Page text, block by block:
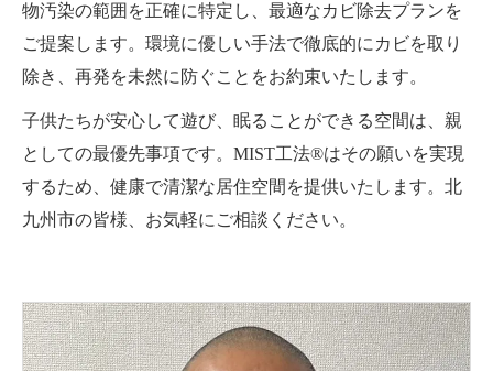
物汚染の範囲を正確に特定し、最適なカビ除去プランを
ご提案します。環境に優しい手法で徹底的にカビを取り
除き、再発を未然に防ぐことをお約束いたします。
子供たちが安心して遊び、眠ることができる空間は、親
としての最優先事項です。MIST工法®はその願いを実現
するため、健康で清潔な居住空間を提供いたします。北
九州市の皆様、お気軽にご相談ください。